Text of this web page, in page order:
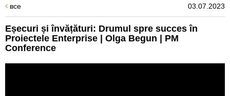
все 03.07.2023
Eșecuri și învățături: Drumul spre succes în
Proiectele Enterprise | Olga Begun | PM
Conference